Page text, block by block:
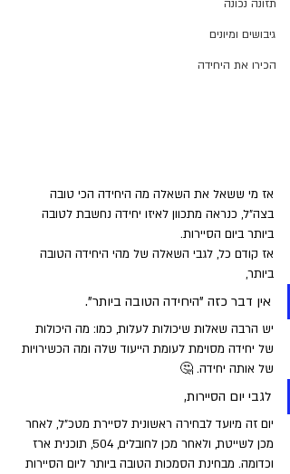
תזונה נכונה
גיבושים ומיונים
הכירו את היחידה
אז מי ששאל את השאלה מה היחידה הכי טובה
בצה"ל, כנראה מתכוון לאיזו יחידה נחשבת לטובה
ביותר ביום הסיירות.
אז קודם כל, לגבי השאלה של מהי היחידה הטובה
ביותר,
אין דבר כזה "היחידה הטובה ביותר".
יש הרבה שאלות שיכולות לעלות, כמו: מה היכולות
של יחידה מסוימת לעומת הייעוד שלה ומה הכשירויות
של אותה יחידה. 🤔
לגבי יום הסיירות,
יום זה מיועד לבחירה ראשונית לסיירת מטכ"ל, לאחר
מכן לשייטת, ולאחר מכן לחובלים, 504, תוכנית ארז
וכדומה. מבחינת הסמכות הטובה ביותר ליום הסיירות